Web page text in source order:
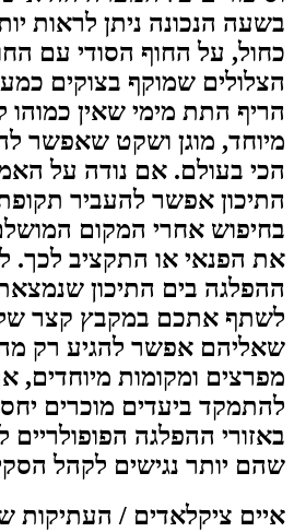
כחול, על החוף הסודי עם
הצלולים שמוקף בצוקים
הריף התת מימי שאין כמוהו
מיוחד, מוגן ושקט שאפשר
הכי בעולם. אם נודה על
התיכון אפשר להעביר
בחיפוש אחרי המקום
את הפנאי או התקציב לכך.
ההפלגה בים התיכון
לשתף אתכם במקבץ קצר של
שאליהם אפשר להגיע רק
מפרצים ומקומות מיוחדים,
להתמקד ביעדים מוכרים
באזורי ההפלגה הפופולריים
שהם יותר נגישים לקהל
איים ציקלאדים / העתיקות